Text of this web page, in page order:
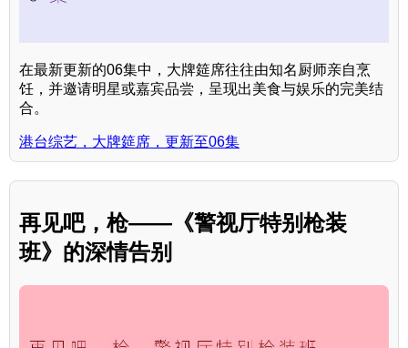
在最新更新的06集中，大牌筵席往往由知名厨师亲自烹
饪，并邀请明星或嘉宾品尝，呈现出美食与娱乐的完美结
合。
港台综艺，大牌筵席，更新至06集
再见吧，枪——《警视厅特别枪装
班》的深情告别